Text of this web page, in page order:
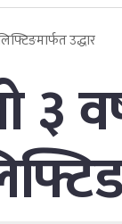
उद्धार